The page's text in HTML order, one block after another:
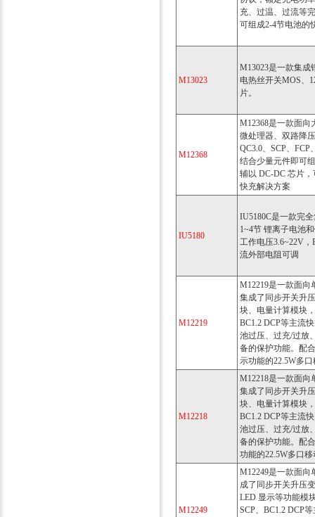
充、过温、过流等
可组成2-4节电池的
M13023
M13023是一款集成
电热丝开关MOS、
片。
M12368
M12368是一款面向
微处理器、双路降
QC3.0、SCP、
结合少量元件即可
辅以 DC-DC 芯片
快充解决方案
IU5180
IU5180C是一款完
1~4节 锂离子电池
工作电压3.6~22V
流外部电阻可调
M12219
M12219是一款面向
集成了同步开关升
块、电量计算模块
BC1.2 DCP等主流
池过压、过充/过放
备的保护功能。配
示功能的22.5W多
M12218
M12218是一款面向
集成了同步开关升
块、电量计算模块
BC1.2 DCP等主流
池过压、过充/过放
备的保护功能。配
功能的22.5W多口
M12249
M12249是一款面向
成了同步开关升压
LED 显示等功能模
SCP、BC1.2 DCP